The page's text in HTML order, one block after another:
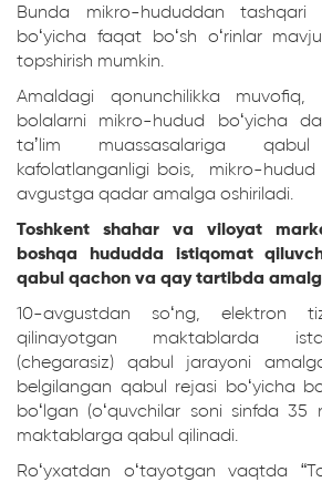
Bunda mikro-hududdan tashqari
bo‘yicha faqat bo‘sh o‘rinlar
topshirish mumkin.
Amaldagi qonunchilikka muvofiq,
bolalarni mikro-hudud bo‘yicha
taʼlim muassasalariga
kafolatlanganligi bois, mikro-hudud
avgustga qadar amalga oshiriladi.
Toshkent shahar va viloyat
boshqa hududda istiqomat
qabul qachon va qay tartibda
10-avgustdan so‘ng, elektron
qilinayotgan maktablarda
(chegarasiz) qabul jarayoni
belgilangan qabul rejasi bo‘yicha
bo‘lgan (o‘quvchilar soni sinfda
maktablarga qabul qilinadi.
Ro‘yxatdan o‘tayotgan vaqtda